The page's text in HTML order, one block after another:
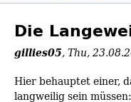
Die
gillies05,Thu,
Hier behauptet einer,
langweilig sein müssen: